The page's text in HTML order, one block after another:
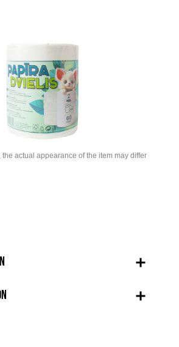
actual appearance of the item may differ